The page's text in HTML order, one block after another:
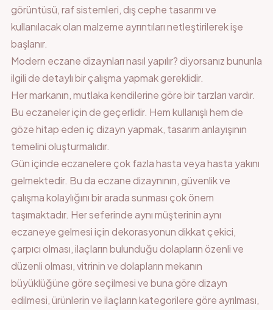
görüntüsü, raf sistemleri, dış cephe tasarımı ve
kullanılacak olan malzeme ayrıntıları netleştirilerek işe
başlanır.
Modern eczane dizaynları nasıl yapılır? diyorsanız bununla
ilgili de detaylı bir çalışma yapmak gereklidir.
Her markanın, mutlaka kendilerine göre bir tarzları vardır.
Bu eczaneler için de geçerlidir. Hem kullanışlı hem de
göze hitap eden iç dizayn yapmak, tasarım anlayışının
temelini oluşturmalıdır.
Gün içinde eczanelere çok fazla hasta veya hasta yakını
gelmektedir. Bu da eczane dizaynının, güvenlik ve
çalışma kolaylığını bir arada sunması çok önem
taşımaktadır. Her seferinde aynı müşterinin aynı
eczaneye gelmesi için dekorasyonun dikkat çekici,
çarpıcı olması, ilaçların bulunduğu dolapların özenli ve
düzenli olması, vitrinin ve dolapların mekanın
büyüklüğüne göre seçilmesi ve buna göre dizayn
edilmesi, ürünlerin ve ilaçların kategorilere göre ayrılması,